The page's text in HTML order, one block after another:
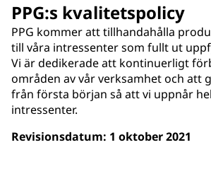
PPG:s kvalitetspolicy
PPG kommer att tillhandahålla
till våra intressenter som fullt ut
Vi är dedikerade att kontinuerligt
områden av vår verksamhet och att
från första början så att vi uppnår
intressenter.
Revisionsdatum: 1 oktober 2021